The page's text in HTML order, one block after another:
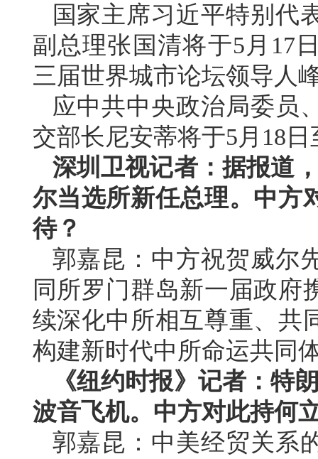
国家主席习近平特别代
副总理张国清将于5月17
三届世界城市论坛领导人
应中共中央政治局委员
交部长尼安蒂将于5月18
深圳卫视记者：据报道
尔当选所新任总理。中方
待？
郭嘉昆：中方祝贺威尔
同所罗门群岛新一届政府
续深化中所相互尊重、共
构建新时代中所命运共同
《纽约时报》记者：特
波音飞机。中方对此持何
郭嘉昆：中美经贸关系